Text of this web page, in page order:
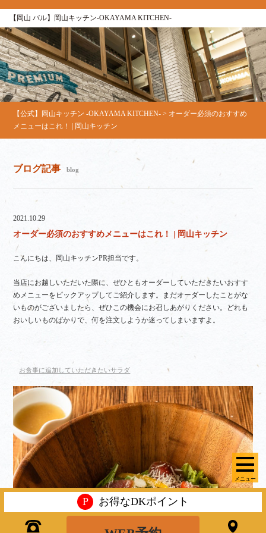
【岡山 バル】岡山キッチン‐OKAYAMA KITCHEN‐
メニュー
【公式】岡山キッチン ‐OKAYAMA KITCHEN‐ > オーダー必須のおすすめ
メニューはこれ！ | 岡山キッチン
ブログ記事 blog
2021.10.29
オーダー必須のおすすめメニューはこれ！ | 岡山キッチン
こんにちは、岡山キッチンPR担当です。
当店にお越しいただいた際に、ぜひともオーダーしていただきたいおすす
めメニューをピックアップしてご紹介します。まだオーダーしたことがな
いものがございましたら、ぜひこの機会にお召しあがりください。どれも
おいしいものばかりで、何を注文しようか迷ってしまいますよ。
お食事に追加していただきたいサラダ
P お得なDKポイント